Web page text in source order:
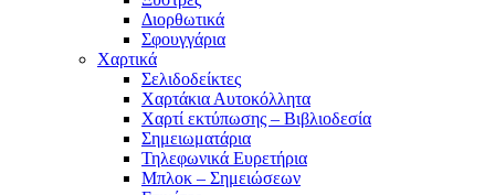
Διορθωτικά
Σφουγγάρια
Χαρτικά
Σελιδοδείκτες
Χαρτάκια Αυτοκόλλητα
Χαρτί εκτύπωσης – Βιβλιοδεσία
Σημειωματάρια
Τηλεφωνικά Ευρετήρια
Μπλοκ – Σημειώσεων